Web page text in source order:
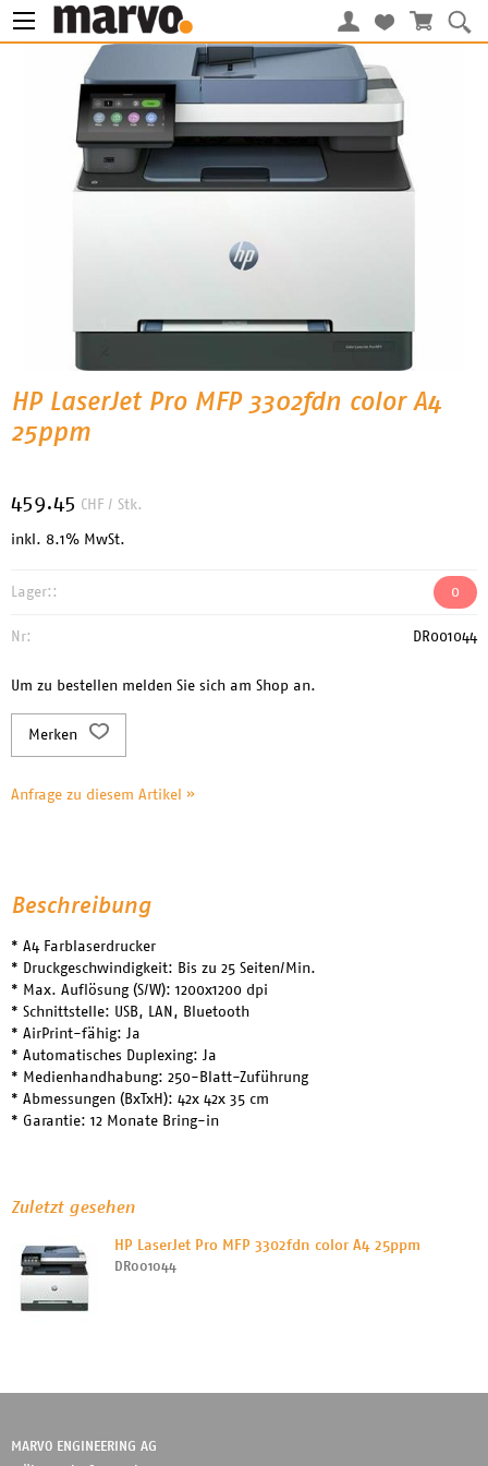
HP LaserJet Pro MFP 3302fdn color A4
25ppm
459.45 CHF / Stk.
inkl. 8.1% MwSt.
Lager:: 0
Nr: DR001044
Um zu bestellen melden Sie sich am Shop an.
Merken
Anfrage zu diesem Artikel »
Beschreibung
* A4 Farblaserdrucker
* Druckgeschwindigkeit: Bis zu 25 Seiten/Min.
* Max. Auflösung (S/W): 1200x1200 dpi
* Schnittstelle: USB, LAN, Bluetooth
* AirPrint-fähig: Ja
* Automatisches Duplexing: Ja
* Medienhandhabung: 250-Blatt-Zuführung
* Abmessungen (BxTxH): 42x 42x 35 cm
* Garantie: 12 Monate Bring-in
Zuletzt gesehen
HP LaserJet Pro MFP 3302fdn color A4 25ppm
DR001044
MARVO ENGINEERING AG